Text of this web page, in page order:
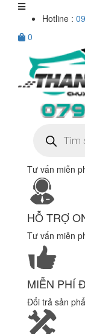
Hotline :
0
kiếm
sản
Tư vấn miễn
HỖ TRỢ
Tư vấn miễn
MIỄN PHÍ
Đổi trả sản